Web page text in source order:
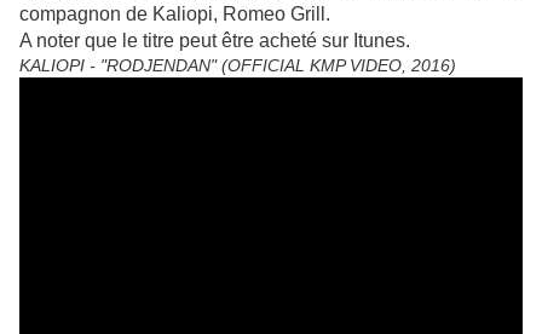
compagnon de Kaliopi, Romeo Grill.
A noter que le titre peut être acheté sur Itunes.
KALIOPI - "RODJENDAN" (OFFICIAL KMP VIDEO, 2016)